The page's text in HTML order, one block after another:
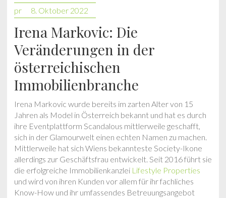
pr 8. Oktober 2022
Irena Markovic: Die
Veränderungen in der
österreichischen
Immobilienbranche
Irena Markovic wurde bereits im zarten Alter von 15
Jahren als Model in Österreich bekannt und hat es durch
ihre Eventplattform Scandalous mittlerweile geschafft,
sich in der Glamourwelt einen echten Namen zu machen.
Mittlerweile hat sich Wiens bekannteste Society-Ikone
allerdings zur Geschäftsfrau entwickelt. Seit 2016 führt sie
die erfolgreiche Immobilienkanzlei Lifestyle Properties
und wird von ihren Kunden vor allem für ihr fachliches
Know-How und ihr umfassendes Betreuungsangebot